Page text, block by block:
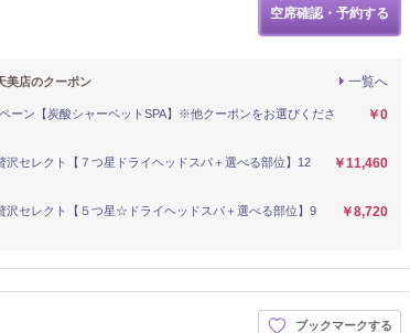
空席確認・予約する
一覧へ
美店のクーポン
ーン【炭酸シャーベットSPA】※他クーポンをお選びくださ
￥0
セレクト【７つ星ドライヘッドスパ＋選べる部位】12
￥11,460
沢セレクト【５つ星☆ドライヘッドスパ＋選べる部位】9
￥8,720
ブックマークする